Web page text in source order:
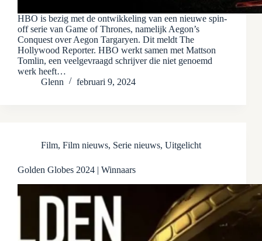
HBO is bezig met de ontwikkeling van een nieuwe spin-
off serie van Game of Thrones, namelijk Aegon’s
Conquest over Aegon Targaryen. Dit meldt The
Hollywood Reporter. HBO werkt samen met Mattson
Tomlin, een veelgevraagd schrijver die niet genoemd
werk heeft…
Glenn
februari 9, 2024
Film, Film nieuws, Serie nieuws, Uitgelicht
Golden Globes 2024 | Winnaars